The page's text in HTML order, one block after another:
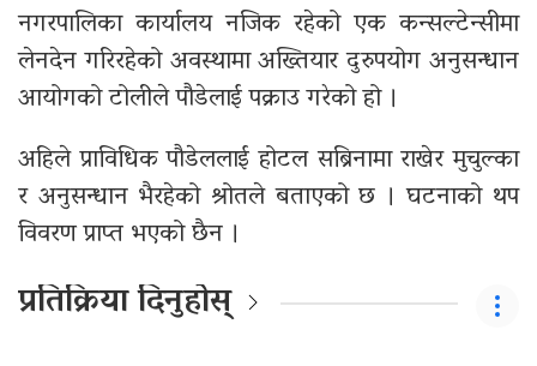
नगरपालिका कार्यालय नजिक रहेको एक कन्सल्टेन्सीमा
लेनदेन गरिरहेको अवस्थामा अख्तियार दुरुपयोग अनुसन्धान
आयोगको टोलीले पौडेलाई पक्राउ गरेको हो ।
अहिले प्राविधिक पौडेललाई होटल सब्रिनामा राखेर मुचुल्का
र अनुसन्धान भैरहेको श्रोतले बताएको छ । घटनाको थप
विवरण प्राप्त भएको छैन ।
प्रतिक्रिया दिनुहोस्